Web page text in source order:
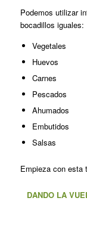
Podemos utilizar
bocadillos iguales:
Vegetales
Huevos
Carnes
Pescados
Ahumados
Embutidos
Salsas
Empieza con esta
DANDO LA